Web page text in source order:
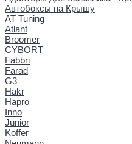
Автобоксы на Крышу
AT Tuning
Atlant
Broomer
CYBORT
Fabbri
Farad
G3
Hakr
Hapro
Inno
Junior
Koffer